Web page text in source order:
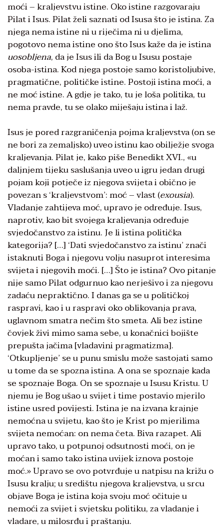
moći – kraljevstvu istine. Oko istine razgovaraju
Pilat i Isus. Pilat želi saznati od Isusa što je istina. Za
njega nema istine ni u riječima ni u djelima,
pogotovo nema istine ono što Isus kaže da je istina
uosobljena, da je Isus ili da Bog u Isusu postaje
osoba-istina. Kod njega postoje samo koristoljubive,
pragmatične, političke istine. Postoji istina moći, a
ne moć istine. A gdje je tako, tu je loša politika, tu
nema pravde, tu se olako miješaju istina i laž.
Isus je pored razgraničenja pojma kraljevstva (on se
ne bori za zemaljsko) uveo istinu kao obilježje svoga
kraljevanja. Pilat je, kako piše Benedikt XVI., «u
daljnjem tijeku saslušanja uveo u igru jedan drugi
pojam koji potječe iz njegova svijeta i obično je
povezan s ‘kraljevstvom’: moć – vlast (exousia).
Vladanje zahtijeva moć, upravo je određuje. Isus,
naprotiv, kao bit svojega kraljevanja određuje
svjedočanstvo za istinu. Je li istina politička
kategorija? […] ‘Dati svjedočanstvo za istinu’ znači
istaknuti Boga i njegovu volju nasuprot interesima
svijeta i njegovih moći. […] Što je istina? Ovo pitanje
nije samo Pilat odgurnuo kao nerješivo i za njegovu
zadaću nepraktično. I danas ga se u političkoj
raspravi, kao i u raspravi oko oblikovanja prava,
uglavnom smatra nečim što smeta. Ali bez istine
čovjek živi mimo sama sebe, u konačnici bojište
prepušta jačima [vladavini pragmatizma].
‘Otkupljenje’ se u punu smislu može sastojati samo
u tome da se spozna istina. A ona se spoznaje kada
se spoznaje Boga. On se spoznaje u Isusu Kristu. U
njemu je Bog ušao u svijet i time postavio mjerilo
istine usred povijesti. Istina je na izvana krajnje
nemoćna u svijetu, kao što je Krist po mjerilima
svijeta nemoćan: on nema četa. Biva razapet. Ali
upravo tako, u potpunoj odsutnosti moći, on je
moćan i samo tako istina uvijek iznova postoje
moć.» Upravo se ovo potvrđuje u natpisu na križu o
Isusu kralju; u središtu njegova kraljevstva, u srcu
objave Boga je istina koja svoju moć očituje u
nemoći za svijet i svjetsku politiku, za vladanje i
vladare, u milosrđu i praštanju.